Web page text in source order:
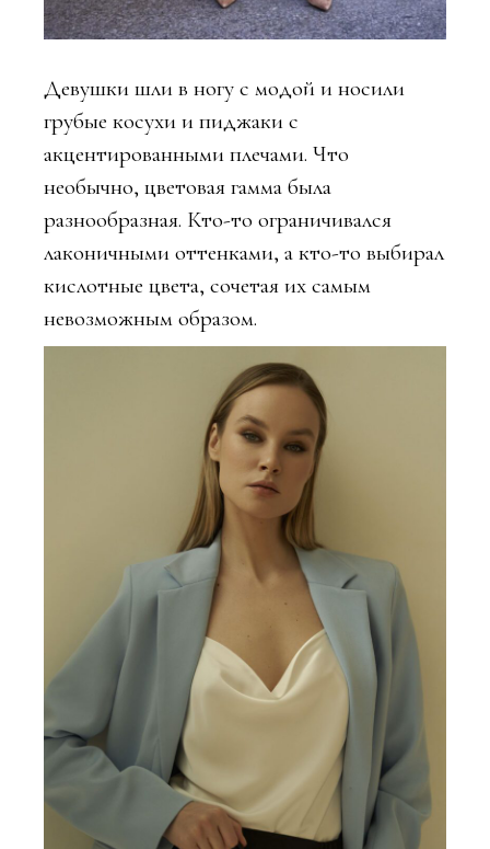
Девушки шли в ногу с модой и носили
грубые косухи и пиджаки с
акцентированными плечами. Что
необычно, цветовая гамма была
разнообразная. Кто-то ограничивался
лаконичными оттенками, а кто-то выбирал
кислотные цвета, сочетая их самым
невозможным образом.